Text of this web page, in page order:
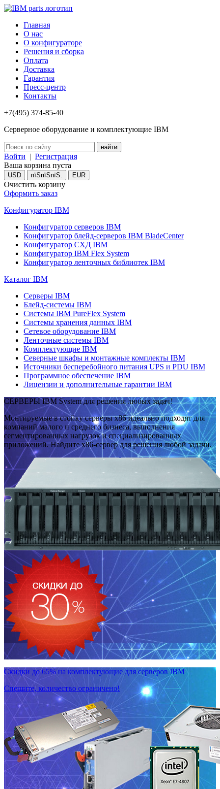
Главная
О нас
О конфигураторе
Решения и сборка
Оплата
Доставка
Гарантия
Пресс-центр
Контакты
+7(495) 374-85-40
Серверное оборудование и комплектующие IBM
Войти | Регистрация
Ваша корзина пуста
USD пїЅпїЅпїЅ. EUR
Очистить корзину
Оформить заказ
Конфигуратор IBM
Конфигуратор серверов IBM
Конфигуратор блейд-серверов IBM BladeCenter
Конфигуратор СХД IBM
Конфигуратор IBM Flex System
Конфигуратор ленточных библиотек IBM
Каталог IBM
Серверы IBM
Блейд-системы IBM
Системы IBM PureFlex System
Системы хранения данных IBM
Сетевое оборудование IBM
Ленточные системы IBM
Комплектующие IBM
Северные шкафы и монтажные комплекты IBM
Источники бесперебойного питания UPS и PDU IBM
Программное обеспечение IBM
Лицензии и дополнительные гарантии IBM
СЕРВЕРЫ IBM System для решения любых задач!
Монтируемые в стойку серверы x86 идеально подходят для
компаний малого и среднего бизнеса, выполнения
сегментированных нагрузок и специализированных
приложений. Найдите x86-сервер для решения любой задачи.
Скидки до 65% на комплектующие для серверов IBM
Спешите, количество ограничено!